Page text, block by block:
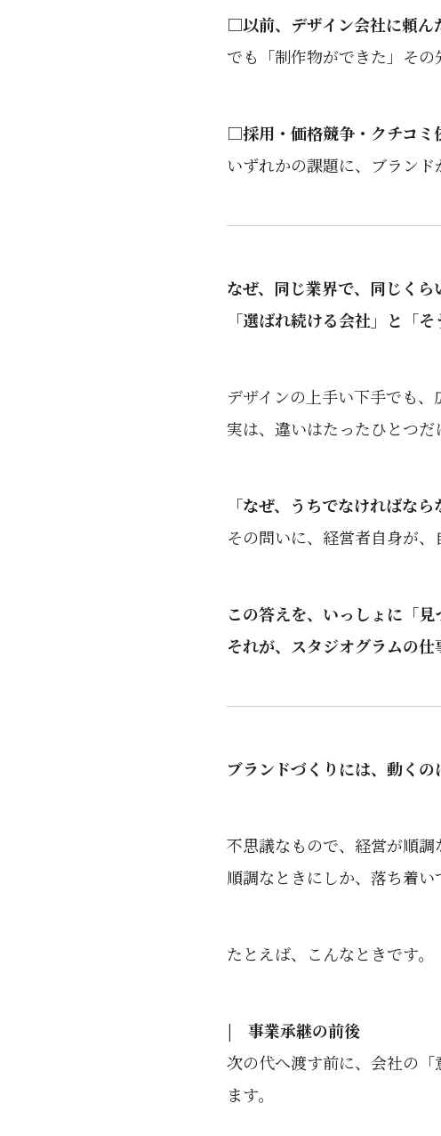
□以前、デザイン会社に頼ん
でも「制作物ができた」その
□採用・価格競争・クチコミ
いずれかの課題に、ブランド
なぜ、同じ業界で、同じくら
「選ばれ続ける会社」と「
デザインの上手い下手でも、
実は、違いはたったひとつだ
「なぜ、うちでなければなら
その問いに、経営者自身が、
この答えを、いっしょに「見
それが、スタジオグラムの仕
ブランドづくりには、動くの
不思議なもので、経営が順調
順調なときにしか、落ち着い
たとえば、こんなときです。
| 事業承継の前後
次の代へ渡す前に、会社の
ます。